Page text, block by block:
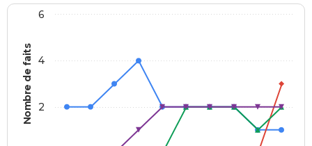
Nombre de faits 2
4
6